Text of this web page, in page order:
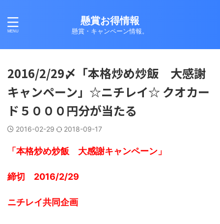
懸賞お得情報
懸賞・キャンペーン情報。
2016/2/29〆「本格炒め炒飯 大感謝
キャンペーン」☆ニチレイ☆ クオカー
ド５０００円分が当たる
2016-02-29 2018-09-17
「本格炒め炒飯 大感謝キャンペーン」
締切 2016/2/29
ニチレイ共同企画